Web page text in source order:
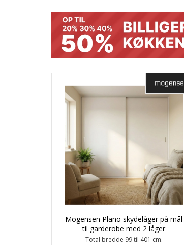
Denne type skydedør er opbygget af
med mulighed for tophængt. Ens
Danmark. Du kan finde lige netop den
Mogensen Plano skydelåger på mål
til garderobe med 2 låger
Total bredde 99 til 401 cm.